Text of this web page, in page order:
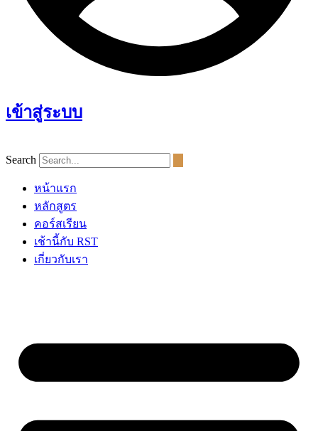
เข้าสู่ระบบ
Search
หน้าแรก
หลักสูตร
คอร์สเรียน
เช้านี้กับ RST
เกี่ยวกับเรา